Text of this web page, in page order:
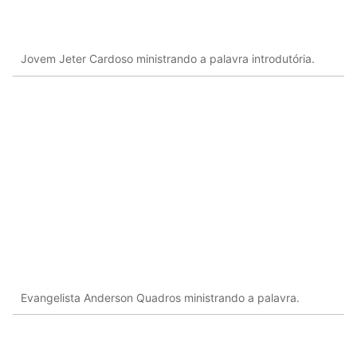
Jovem Jeter Cardoso ministrando a palavra introdutória.
Evangelista Anderson Quadros ministrando a palavra.